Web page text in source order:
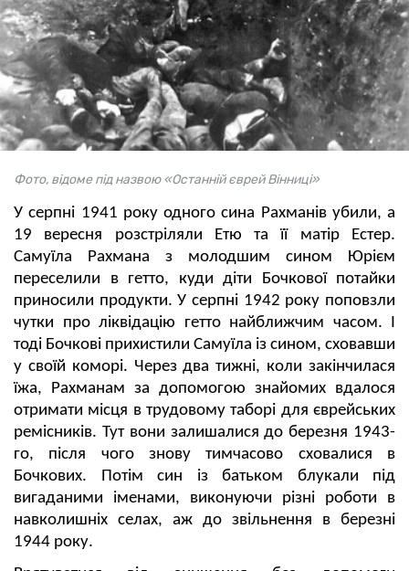
Фото, відоме під назвою «Останній єврей Вінниці»
У серпні 1941 року одного сина Рахманів убили, а
19 вересня розстріляли Етю та її матір Естер.
Самуїла Рахмана з молодшим сином Юрієм
переселили в гетто, куди діти Бочкової потайки
приносили продукти. У серпні 1942 року поповзли
чутки про ліквідацію гетто найближчим часом. І
тоді Бочкові прихистили Самуїла із сином, сховавши
у своїй коморі. Через два тижні, коли закінчилася
їжа, Рахманам за допомогою знайомих вдалося
отримати місця в трудовому таборі для єврейських
ремісників. Тут вони залишалися до березня 1943-
го, після чого знову тимчасово сховалися в
Бочкових. Потім син із батьком блукали під
вигаданими іменами, виконуючи різні роботи в
навколишніх селах, аж до звільнення в березні
1944 року.